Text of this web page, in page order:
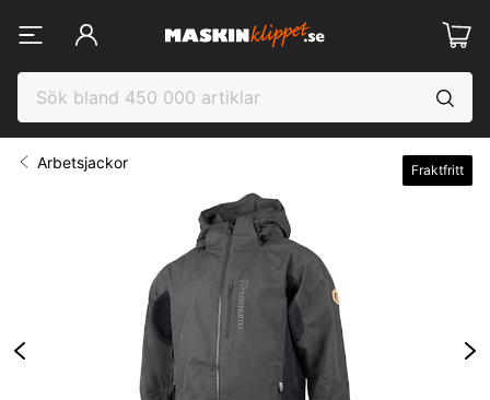
Arbetsjackor Fraktfritt